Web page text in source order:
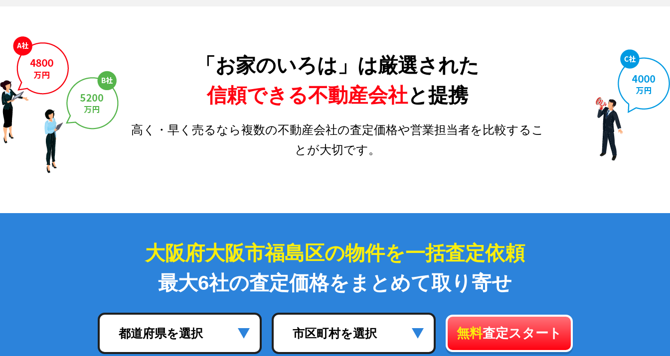
「お家のいろは」は厳選された
信頼できる不動産会社と提携
高く・早く売るなら複数の不動産会社の査定価格や営業担当者を比較するこ
とが大切です。
大阪府大阪市福島区の物件を一括査定依頼
最大6社の査定価格をまとめて取り寄せ
都道府県を選択 市区町村を選択 無料査定スタート